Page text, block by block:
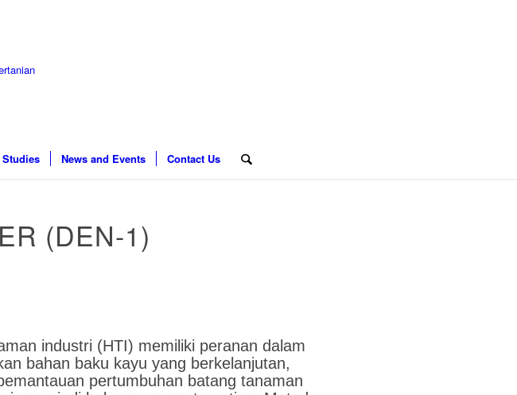
Studies News and Events Contact Us
(DEN-1)
industri (HTI) memiliki peranan dalam
bahan baku kayu yang berkelanjutan,
pertumbuhan batang tanaman